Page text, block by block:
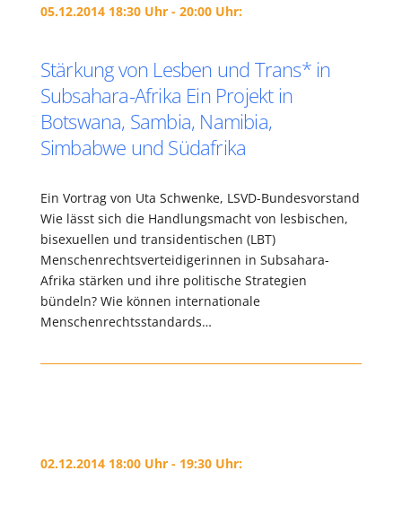
05.12.2014 18:30 Uhr - 20:00 Uhr:
Stärkung von Lesben und Trans* in
Subsahara-Afrika Ein Projekt in
Botswana, Sambia, Namibia,
Simbabwe und Südafrika
Ein Vortrag von Uta Schwenke, LSVD-Bundesvorstand
Wie lässt sich die Handlungsmacht von lesbischen,
bisexuellen und transidentischen (LBT)
Menschenrechtsverteidigerinnen in Subsahara-
Afrika stärken und ihre politische Strategien
bündeln? Wie können internationale
Menschenrechtsstandards…
02.12.2014 18:00 Uhr - 19:30 Uhr: